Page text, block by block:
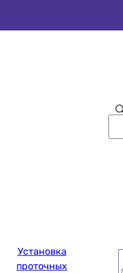
Установка
проточных